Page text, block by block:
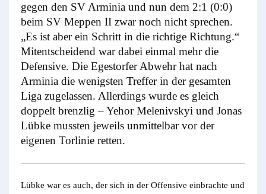
gegen den SV Arminia und nun dem 2:1 (0:0)
beim SV Meppen II zwar noch nicht sprechen.
„Es ist aber ein Schritt in die richtige Richtung.“
Mitentscheidend war dabei einmal mehr die
Defensive. Die Egestorfer Abwehr hat nach
Arminia die wenigsten Treffer in der gesamten
Liga zugelassen. Allerdings wurde es gleich
doppelt brenzlig – Yehor Melenivskyi und Jonas
Lübke mussten jeweils unmittelbar vor der
eigenen Torlinie retten.
Lübke war es auch, der sich in der Offensive einbrachte und